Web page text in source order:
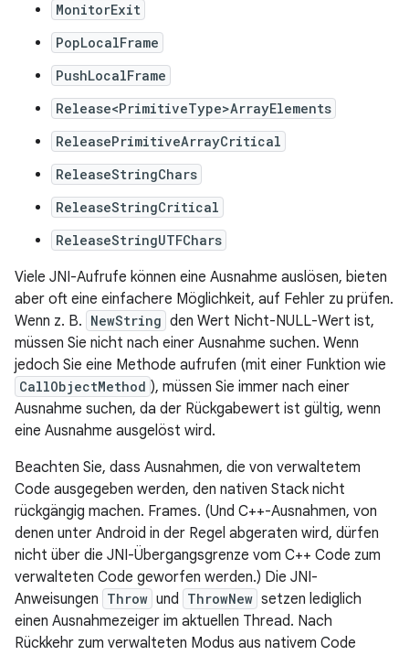
MonitorExit
PopLocalFrame
PushLocalFrame
Release<PrimitiveType>ArrayElements
ReleasePrimitiveArrayCritical
ReleaseStringChars
ReleaseStringCritical
ReleaseStringUTFChars
Viele JNI-Aufrufe können eine Ausnahme auslösen, bieten
aber oft eine einfachere Möglichkeit, auf Fehler zu prüfen.
Wenn z. B. NewString den Wert Nicht-NULL-Wert ist,
müssen Sie nicht nach einer Ausnahme suchen. Wenn
jedoch Sie eine Methode aufrufen (mit einer Funktion wie
CallObjectMethod ), müssen Sie immer nach einer
Ausnahme suchen, da der Rückgabewert ist gültig, wenn
eine Ausnahme ausgelöst wird.
Beachten Sie, dass Ausnahmen, die von verwaltetem
Code ausgegeben werden, den nativen Stack nicht
rückgängig machen. Frames. (Und C++-Ausnahmen, von
denen unter Android in der Regel abgeraten wird, dürfen
nicht über die JNI-Übergangsgrenze vom C++ Code zum
verwalteten Code geworfen werden.) Die JNI-
Anweisungen Throw und ThrowNew setzen lediglich
einen Ausnahmezeiger im aktuellen Thread. Nach
Rückkehr zum verwalteten Modus aus nativem Code